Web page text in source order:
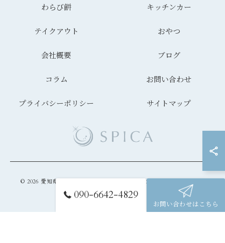
090-6642-4829
お問い合わせはこちら
わらび餅 キッチンカー
テイクアウト おやつ
会社概要 ブログ
コラム お問い合わせ
プライバシーポリシー サイトマップ
© 2026 愛知県名古屋市のクレープなら株式会社SPICA ALL RIGHTS
RESERVED.